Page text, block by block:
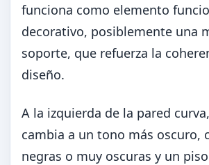
funciona como elemento
decorativo, posiblemente una
soporte, que refuerza la
diseño.
A la izquierda de la pared
cambia a un tono más oscuro,
negras o muy oscuras y un